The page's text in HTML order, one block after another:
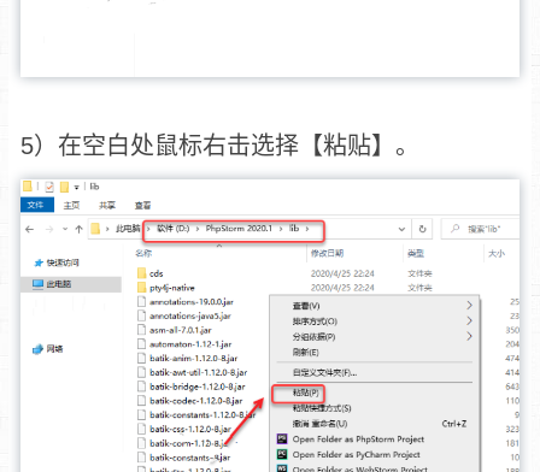
5）在空白处鼠标右击选择【粘贴】。